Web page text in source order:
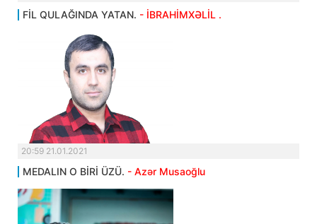
FİL QULAĞINDA YATAN. - İBRAHİMXƏLİL .
20:59 21.01.2021
MEDALIN O BİRİ ÜZÜ. - Azər Musaoğlu